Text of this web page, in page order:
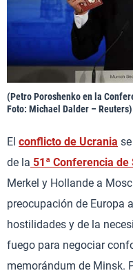
(Petro Poroshenko en la
Foto: Michael Dalder – Reuters)
El conflicto de Ucrania
de la 51ª Conferencia
Merkel y Hollande a
preocupación de Europa
hostilidades y de la
fuego para negociar
memorándum de Minsk.